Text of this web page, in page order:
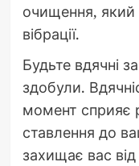
очищення, який
вібрації.
Будьте вдячні
здобули.
момент сприяє
ставлення до
захищає вас